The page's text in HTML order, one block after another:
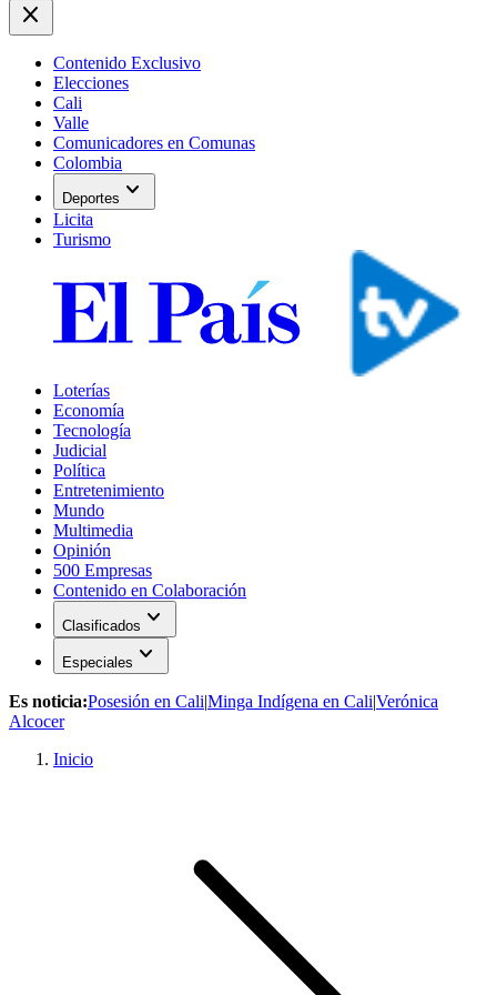
close
Contenido Exclusivo
Elecciones
Cali
Valle
Comunicadores en Comunas
Colombia
Deportes expand_more
Licita
Turismo
Loterías
Economía
Tecnología
Judicial
Política
Entretenimiento
Mundo
Multimedia
Opinión
500 Empresas
Contenido en Colaboración
Clasificados expand_more
Especiales expand_more
Es noticia:Posesión en Cali|Minga Indígena en Cali|Verónica
Alcocer
Inicio